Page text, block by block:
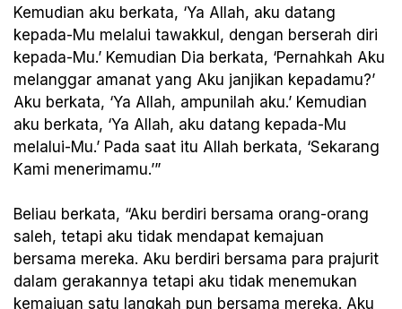
Kemudian aku berkata, ‘Ya Allah, aku datang
kepada-Mu melalui tawakkul, dengan berserah diri
kepada-Mu.’ Kemudian Dia berkata, ‘Pernahkah Aku
melanggar amanat yang Aku janjikan kepadamu?’
Aku berkata, ‘Ya Allah, ampunilah aku.’ Kemudian
aku berkata, ‘Ya Allah, aku datang kepada-Mu
melalui-Mu.’ Pada saat itu Allah berkata, ‘Sekarang
Kami menerimamu.’”
Beliau berkata, “Aku berdiri bersama orang-orang
saleh, tetapi aku tidak mendapat kemajuan
bersama mereka. Aku berdiri bersama para prajurit
dalam gerakannya tetapi aku tidak menemukan
kemajuan satu langkah pun bersama mereka. Aku